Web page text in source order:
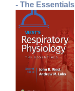
- The Essentials